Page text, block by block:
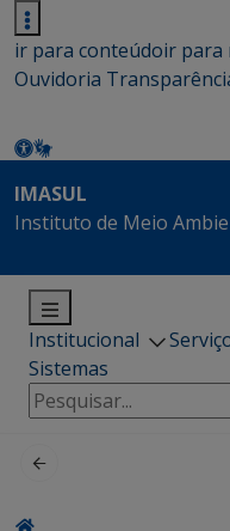
ir para conteúdoir para
Ouvidoria
IMASUL
Instituto de Meio
Institucional
Sistemas
Pesquisar
por: